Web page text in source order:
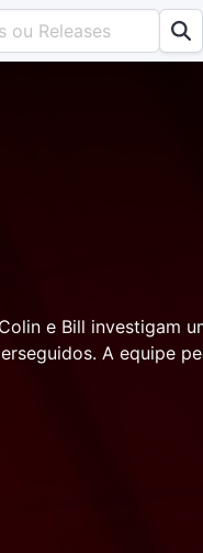
e Bill investigam
A equipe